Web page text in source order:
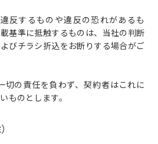
反するものや違反の恐れがあるも
基準に抵触するものは、当社の判断
びチラシ折込をお断りする場合がご
切の責任を負わず、契約者はこれに
ものとします。